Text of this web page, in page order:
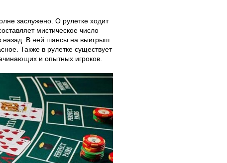
заслужено. О рулетке ходит
мистическое число
назад. В ней шансы на выигрыш
Также в рулетке существует
и опытных игроков.